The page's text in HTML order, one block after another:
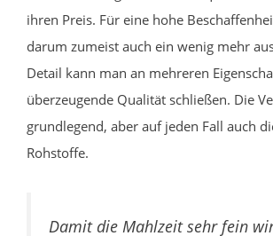
ihren Preis. Für eine hohe
darum zumeist auch ein wenig mehr
Detail kann man an mehreren
überzeugende Qualität schließen. Die
grundlegend, aber auf jeden Fall auch
Rohstoffe.
Damit die Mahlzeit sehr fein